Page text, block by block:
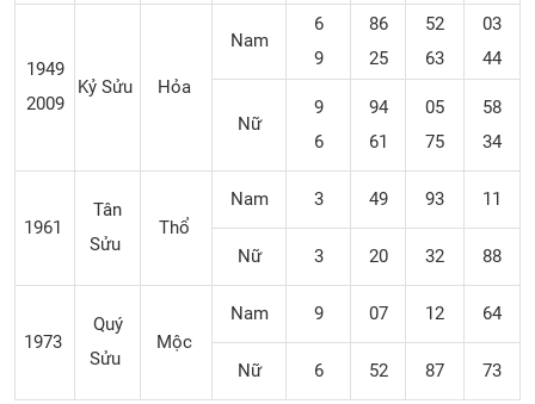
1949
2009
Kỷ Sửu Hỏa
Nam
6
9
86
25
52
63
03
44
Nữ
9
6
94
61
05
75
58
34
1961
Tân
Sửu
Thổ
Nam 3 49 93 11
Nữ 3 20 32 88
1973
Quý
Sửu
Mộc
Nam 9 07 12 64
Nữ 6 52 87 73